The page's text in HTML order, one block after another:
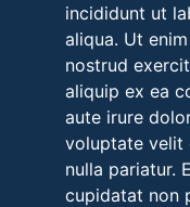
incididunt ut
aliqua. Ut
nostrud
aliquip ex ea
aute irure
voluptate velit
nulla pariatur.
cupidatat non